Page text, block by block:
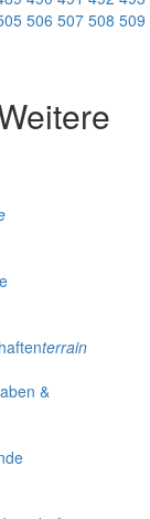
506 507 508 509
terrain
&